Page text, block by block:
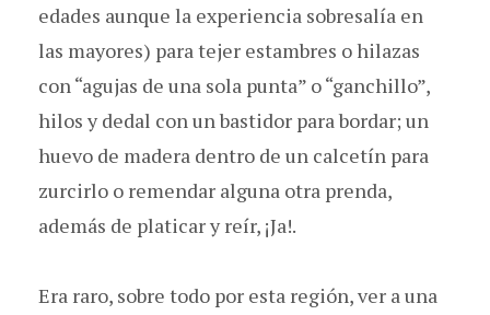
edades aunque la experiencia sobresalía en
las mayores) para tejer estambres o hilazas
con “agujas de una sola punta” o “ganchillo”,
hilos y dedal con un bastidor para bordar; un
huevo de madera dentro de un calcetín para
zurcirlo o remendar alguna otra prenda,
además de platicar y reír, ¡Ja!.
Era raro, sobre todo por esta región, ver a una